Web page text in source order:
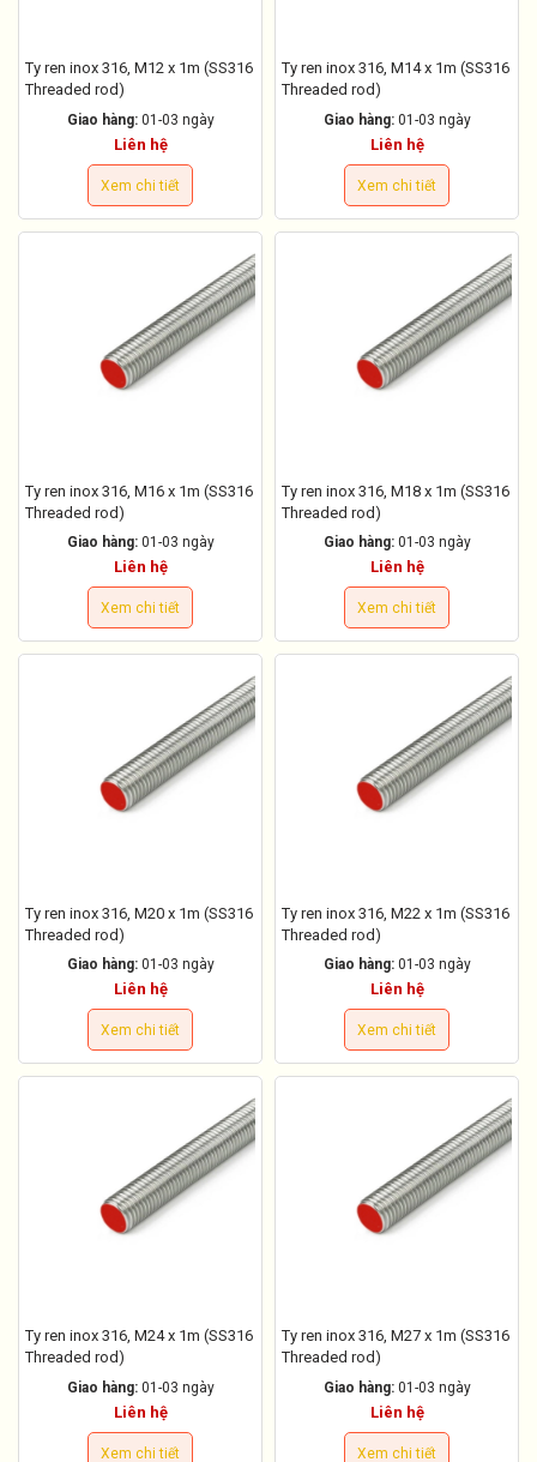
Ty ren inox 316, M12 x 1m (SS316
Threaded rod)
Giao hàng: 01-03 ngày
Liên hệ
Xem chi tiết
Ty ren inox 316, M14 x 1m (SS316
Threaded rod)
Giao hàng: 01-03 ngày
Liên hệ
Xem chi tiết
Ty ren inox 316, M16 x 1m (SS316
Threaded rod)
Giao hàng: 01-03 ngày
Liên hệ
Xem chi tiết
Ty ren inox 316, M18 x 1m (SS316
Threaded rod)
Giao hàng: 01-03 ngày
Liên hệ
Xem chi tiết
Ty ren inox 316, M20 x 1m (SS316
Threaded rod)
Giao hàng: 01-03 ngày
Liên hệ
Xem chi tiết
Ty ren inox 316, M22 x 1m (SS316
Threaded rod)
Giao hàng: 01-03 ngày
Liên hệ
Xem chi tiết
Ty ren inox 316, M24 x 1m (SS316
Threaded rod)
Giao hàng: 01-03 ngày
Liên hệ
Xem chi tiết
Ty ren inox 316, M27 x 1m (SS316
Threaded rod)
Giao hàng: 01-03 ngày
Liên hệ
Xem chi tiết